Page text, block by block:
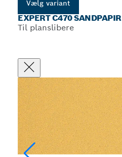
Vælg variant
EXPERT C470 SANDPAPIR
Til planslibere